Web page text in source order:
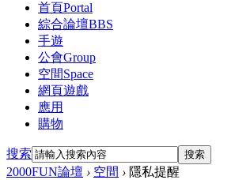
首頁Portal
綜合論壇BBS
手遊
公會Group
空間Space
網頁遊戲
應用
購物
搜索 搜索
2000FUN論壇 › 空間 › 隱私提醒